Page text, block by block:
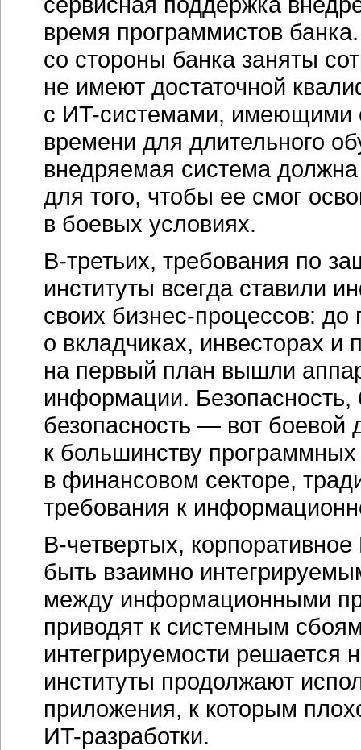
время программистов
со стороны банка заняты
не имеют достаточной
с ИT-системами, имеющими
времени для длительного
внедряемая система
для того, чтобы ее смог
в боевых условиях.
В-третьих, требования по
институты всегда ставили
своих бизнес-процессов: до
о вкладчиках, инвесторах и
на первый план вышли
информации. Безопасность,
безопасность — вот боевой
к большинству
в финансовом секторе,
требования к
В-четвертых,
быть взаимно
между информационными
приводят к системным
интегрируемости
институты продолжают
приложения, к которым
ИT-разработки.